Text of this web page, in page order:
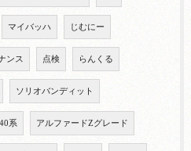
マイバッハ じむにー
ンス 点検 らんくる
ソリオバンディット
系 アルファードZグレード